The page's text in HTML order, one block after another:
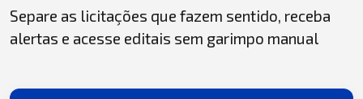
Separe as licitações que fazem sentido, receba
alertas e acesse editais sem garimpo manual